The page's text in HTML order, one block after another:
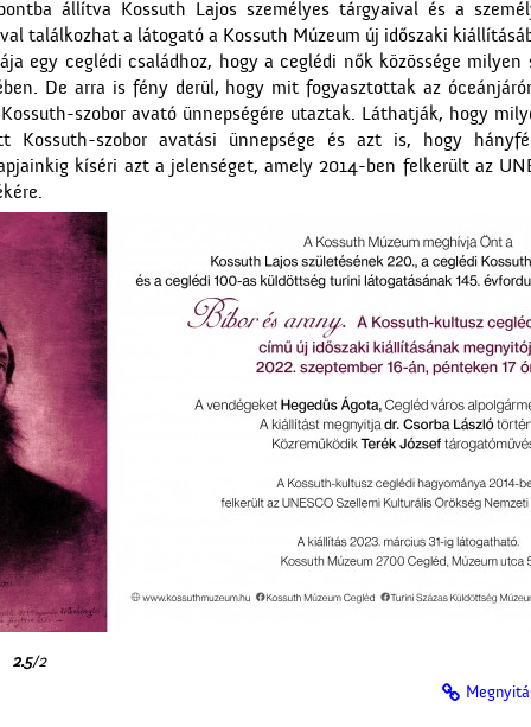
állítva Kossuth Lajos személyes tárgyaival és a
találkozhat a látogató a Kossuth Múzeum új időszaki
egy ceglédi családhoz, hogy a ceglédi nők közössége
De arra is fény derül, hogy mit fogyasztottak az
szobor avató ünnepségére utaztak. Láthatják, hogy
Kossuth-szobor avatási ünnepsége és azt is, hogy
kíséri azt a jelenséget, amely 2014-ben felkerült az
2.5/2